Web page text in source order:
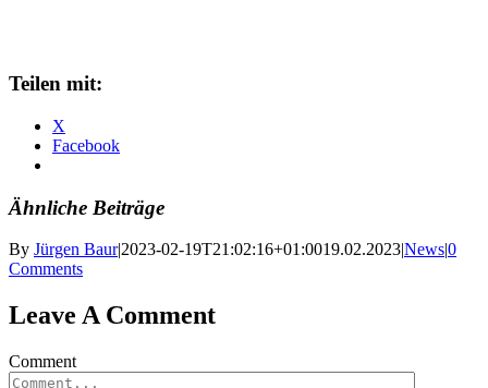
Teilen mit:
X
Facebook
Ähnliche Beiträge
By Jürgen Baur|2023-02-19T21:02:16+01:0019.02.2023|News|0
Comments
Leave A Comment
Comment